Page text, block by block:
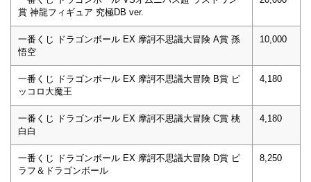
賞 神龍フィギュア 究極DB ver.
一番くじ ドラゴンボール EX 摩訶不思議大冒険 A賞 孫
悟空
10,000
一番くじ ドラゴンボール EX 摩訶不思議大冒険 B賞 ピ
ッコロ大魔王
4,180
一番くじ ドラゴンボール EX 摩訶不思議大冒険 C賞 桃
白白
4,180
一番くじ ドラゴンボール EX 摩訶不思議大冒険 D賞 ピ
ラフ＆ドラゴンボール
8,250